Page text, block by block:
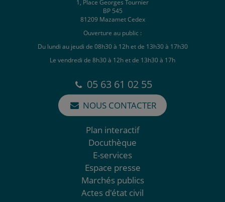
1, Place Georges Tournier
BP 545
81209 Mazamet Cedex
Ouverture au public :
Du lundi au jeudi de 08h30 à 12h et de 13h30 à 17h30
Le vendredi de 8h30 à 12h et de 13h30 à 17h
05 63 61 02 55
NOUS CONTACTER
Plan interactif
Docuthèque
E-services
Espace presse
Marchés publics
Actes d'état civil